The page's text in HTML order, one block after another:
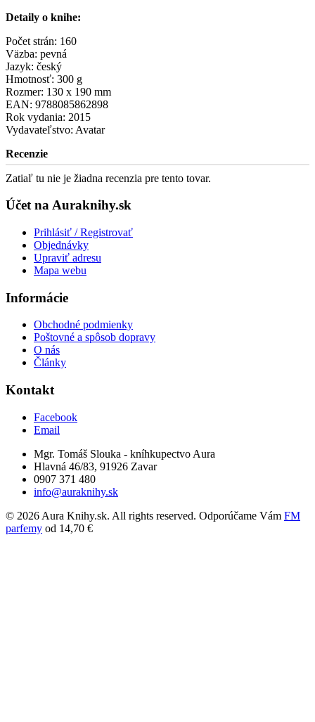
Detaily o knihe:
Počet strán: 160
Väzba: pevná
Jazyk: český
Hmotnosť: 300 g
Rozmer: 130 x 190 mm
EAN: 9788085862898
Rok vydania: 2015
Vydavateľstvo: Avatar
Recenzie
Zatiaľ tu nie je žiadna recenzia pre tento tovar.
Účet na Auraknihy.sk
Prihlásiť / Registrovať
Objednávky
Upraviť adresu
Mapa webu
Informácie
Obchodné podmienky
Poštovné a spôsob dopravy
O nás
Články
Kontakt
Facebook
Email
Mgr. Tomáš Slouka - kníhkupectvo Aura
Hlavná 46/83, 91926 Zavar
0907 371 480
info@auraknihy.sk
© 2026 Aura Knihy.sk. All rights reserved. Odporúčame Vám FM
parfemy od 14,70 €